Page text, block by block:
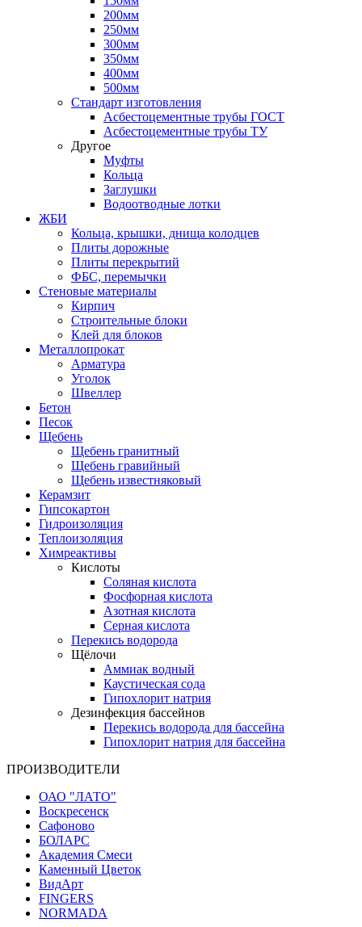
200мм
250мм
300мм
350мм
400мм
500мм
Стандарт изготовления
Асбестоцементные трубы ГОСТ
Асбестоцементные трубы ТУ
Другое
Муфты
Кольца
Заглушки
Водоотводные лотки
ЖБИ
Кольца, крышки, днища колодцев
Плиты дорожные
Плиты перекрытий
ФБС, перемычки
Стеновые материалы
Кирпич
Строительные блоки
Клей для блоков
Металлопрокат
Арматура
Уголок
Швеллер
Бетон
Песок
Щебень
Щебень гранитный
Щебень гравийный
Щебень известняковый
Керамзит
Гипсокартон
Гидроизоляция
Теплоизоляция
Химреактивы
Кислоты
Соляная кислота
Фосфорная кислота
Азотная кислота
Серная кислота
Перекись водорода
Щёлочи
Аммиак водный
Каустическая сода
Гипохлорит натрия
Дезинфекция бассейнов
Перекись водорода для бассейна
Гипохлорит натрия для бассейна
ПРОИЗВОДИТЕЛИ
ОАО "ЛАТО"
Воскресенск
Сафоново
БОЛАРС
Академия Смеси
Каменный Цветок
ВидАрт
FINGERS
NORMADA